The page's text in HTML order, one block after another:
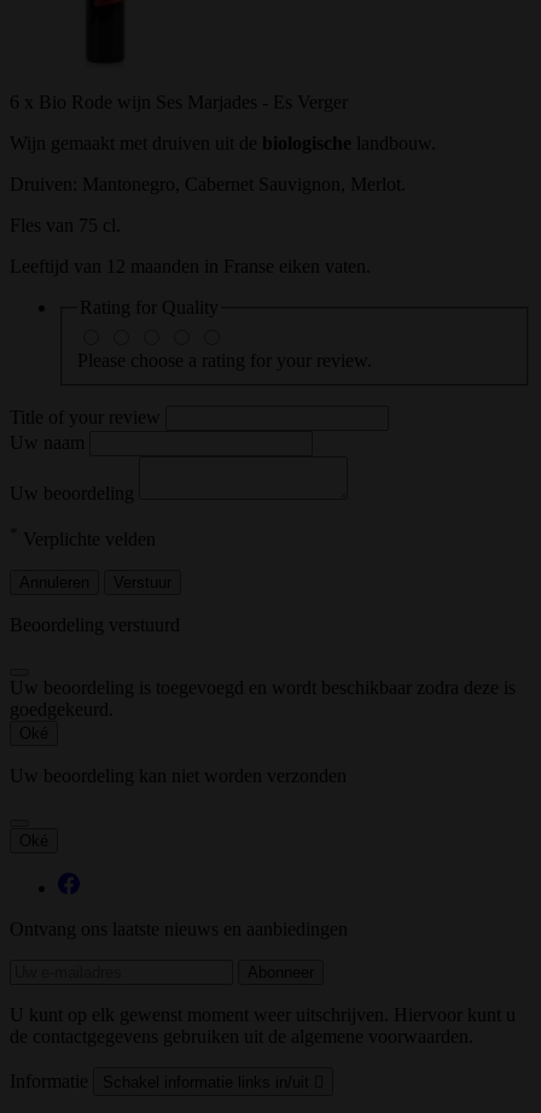
6 x Bio Rode wijn Ses Marjades - Es Verger
Wijn gemaakt met druiven uit de biologische landbouw.
Druiven: Mantonegro, Cabernet Sauvignon, Merlot.
Fles van 75 cl.
Leeftijd van 12 maanden in Franse eiken vaten.
Rating for Quality
Please choose a rating for your review.
Title of your review
Uw naam
Uw beoordeling
Verplichte velden
Beoordeling verstuurd
Uw beoordeling is toegevoegd en wordt beschikbaar zodra deze is
goedgekeurd.
Uw beoordeling kan niet worden verzonden
Ontvang ons laatste nieuws en aanbiedingen
U kunt op elk gewenst moment weer uitschrijven. Hiervoor kunt u
de contactgegevens gebruiken uit de algemene voorwaarden.
Informatie